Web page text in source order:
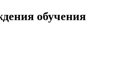
обучения